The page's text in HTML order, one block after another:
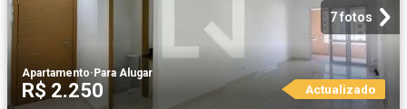
7 fotos
Apartamento· Para Alugar
R$ 2.250 Actualizado